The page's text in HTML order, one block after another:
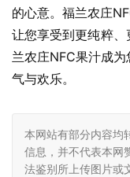
的心意。福兰农庄
让您享受到更纯粹
兰农庄NFC果汁成
气与欢乐。
本网站有部分内容均
信息，并不代表本网
法鉴别所上传图片或